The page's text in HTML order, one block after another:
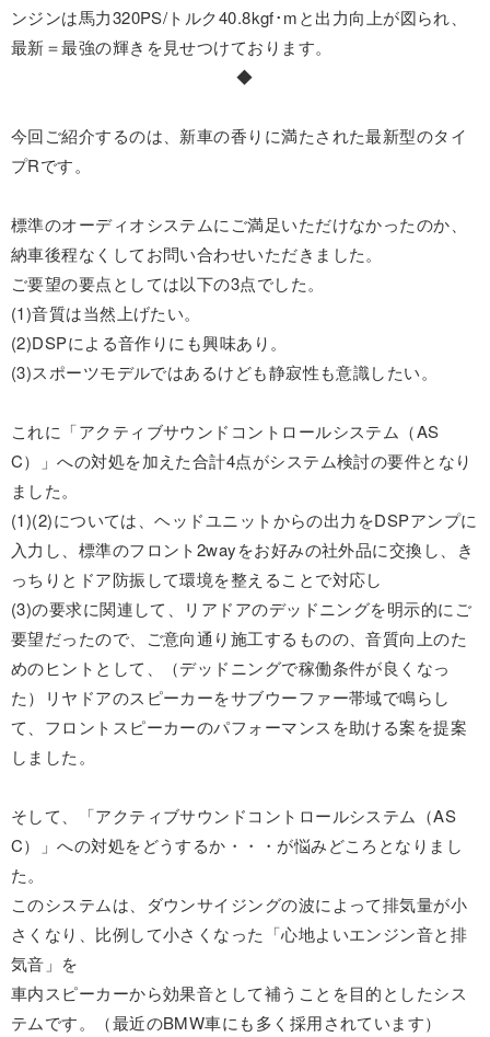
ンジンは馬力320PS/トルク40.8kgf･mと出力向上が図られ、
最新＝最強の輝きを見せつけております。
◆
今回ご紹介するのは、新車の香りに満たされた最新型のタイ
プRです。
標準のオーディオシステムにご満足いただけなかったのか、
納車後程なくしてお問い合わせいただきました。
ご要望の要点としては以下の3点でした。
(1)音質は当然上げたい。
(2)DSPによる音作りにも興味あり。
(3)スポーツモデルではあるけども静寂性も意識したい。
これに「アクティブサウンドコントロールシステム（AS
C）」への対処を加えた合計4点がシステム検討の要件となり
ました。
(1)(2)については、ヘッドユニットからの出力をDSPアンプに
入力し、標準のフロント2wayをお好みの社外品に交換し、き
っちりとドア防振して環境を整えることで対応し
(3)の要求に関連して、リアドアのデッドニングを明示的にご
要望だったので、ご意向通り施工するものの、音質向上のた
めのヒントとして、（デッドニングで稼働条件が良くなっ
た）リヤドアのスピーカーをサブウーファー帯域で鳴らし
て、フロントスピーカーのパフォーマンスを助ける案を提案
しました。
そして、「アクティブサウンドコントロールシステム（AS
C）」への対処をどうするか・・・が悩みどころとなりまし
た。
このシステムは、ダウンサイジングの波によって排気量が小
さくなり、比例して小さくなった「心地よいエンジン音と排
気音」を
車内スピーカーから効果音として補うことを目的としたシス
テムです。（最近のBMW車にも多く採用されています）